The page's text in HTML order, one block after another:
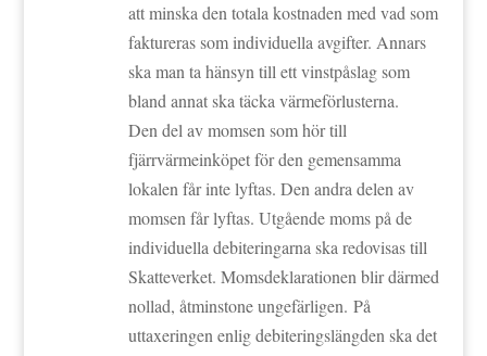
att minska den totala kostnaden med vad som
faktureras som individuella avgifter. Annars
ska man ta hänsyn till ett vinstpåslag som
bland annat ska täcka värmeförlusterna.
Den del av momsen som hör till
fjärrvärmeinköpet för den gemensamma
lokalen får inte lyftas. Den andra delen av
momsen får lyftas. Utgående moms på de
individuella debiteringarna ska redovisas till
Skatteverket. Momsdeklarationen blir därmed
nollad, åtminstone ungefärligen. På
uttaxeringen enlig debiteringslängden ska det